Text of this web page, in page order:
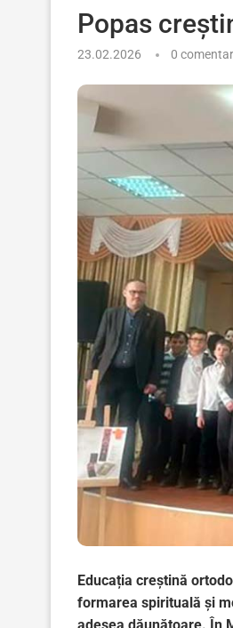
Popas
23.02.2026 0
Educația creștină
formarea spirituală și